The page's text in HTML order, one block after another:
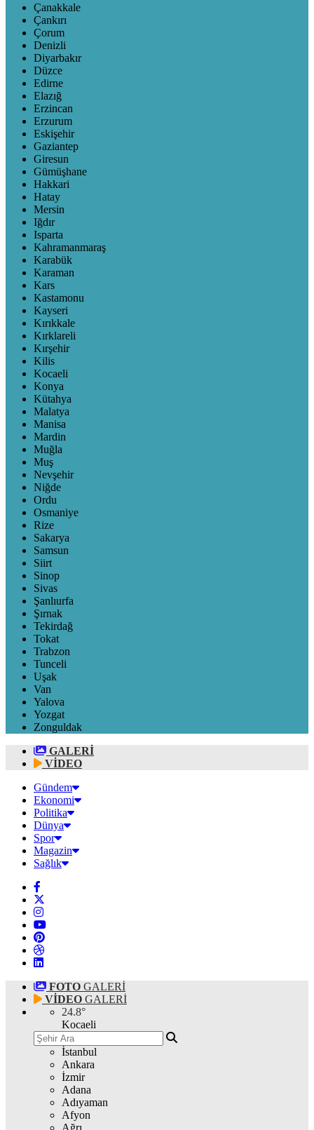
Çanakkale
Çankırı
Çorum
Denizli
Diyarbakır
Düzce
Edirne
Elazığ
Erzincan
Erzurum
Eskişehir
Gaziantep
Giresun
Gümüşhane
Hakkari
Hatay
Mersin
Iğdır
Isparta
Kahramanmaraş
Karabük
Karaman
Kars
Kastamonu
Kayseri
Kırıkkale
Kırklareli
Kırşehir
Kilis
Kocaeli
Konya
Kütahya
Malatya
Manisa
Mardin
Muğla
Muş
Nevşehir
Niğde
Ordu
Osmaniye
Rize
Sakarya
Samsun
Siirt
Sinop
Sivas
Şanlıurfa
Şırnak
Tekirdağ
Tokat
Trabzon
Tunceli
Uşak
Van
Yalova
Yozgat
Zonguldak
GALERİ
VİDEO
Gündem
Ekonomi
Politika
Dünya
Spor
Magazin
Sağlık
FOTO GALERİ
VİDEO GALERİ
24.8°
Kocaeli
İstanbul
Ankara
İzmir
Adana
Adıyaman
Afyon
Ağrı